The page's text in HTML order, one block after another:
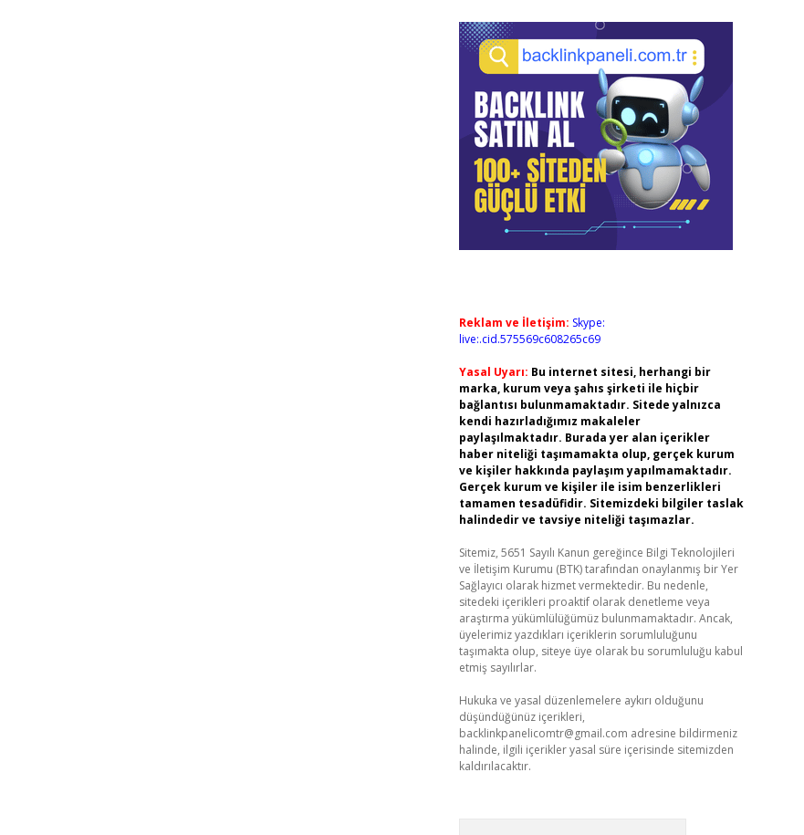
Reklam ve İletişim: Skype:
live:.cid.575569c608265c69
Yasal Uyarı: Bu internet sitesi, herhangi bir
marka, kurum veya şahıs şirketi ile hiçbir
bağlantısı bulunmamaktadır. Sitede yalnızca
kendi hazırladığımız makaleler
paylaşılmaktadır. Burada yer alan içerikler
haber niteliği taşımamakta olup, gerçek kurum
ve kişiler hakkında paylaşım yapılmamaktadır.
Gerçek kurum ve kişiler ile isim benzerlikleri
tamamen tesadüfidir. Sitemizdeki bilgiler taslak
halindedir ve tavsiye niteliği taşımazlar.
Sitemiz, 5651 Sayılı Kanun gereğince Bilgi Teknolojileri
ve İletişim Kurumu (BTK) tarafından onaylanmış bir Yer
Sağlayıcı olarak hizmet vermektedir. Bu nedenle,
sitedeki içerikleri proaktif olarak denetleme veya
araştırma yükümlülüğümüz bulunmamaktadır. Ancak,
üyelerimiz yazdıkları içeriklerin sorumluluğunu
taşımakta olup, siteye üye olarak bu sorumluluğu kabul
etmiş sayılırlar.
Hukuka ve yasal düzenlemelere aykırı olduğunu
düşündüğünüz içerikleri,
backlinkpanelicomtr@gmail.com adresine bildirmeniz
halinde, ilgili içerikler yasal süre içerisinde sitemizden
kaldırılacaktır.